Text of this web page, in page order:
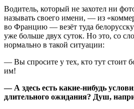
Водитель, который не захотел ни
называть своего имени, — из
во Францию — везёт туда
уже больше двух суток. Но это, со
нормально в такой ситуации:
— Вы спросите у тех, кто тут стоит
им!
— А здесь есть какие-нибудь
длительного ожидания? Душ,